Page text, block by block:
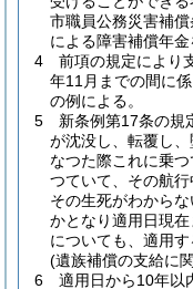
市職員公務災害補償
による障害補償年金
4
前項の規定により
年11月までの間に
の例による。
5
新条例第17条の規
が沈没し、転覆し
なつた際これに乗
つていて、その航
その生死がわから
かとなり適用日現
についても、適用す
(遺族補償の支給に
6
適用日から10年以